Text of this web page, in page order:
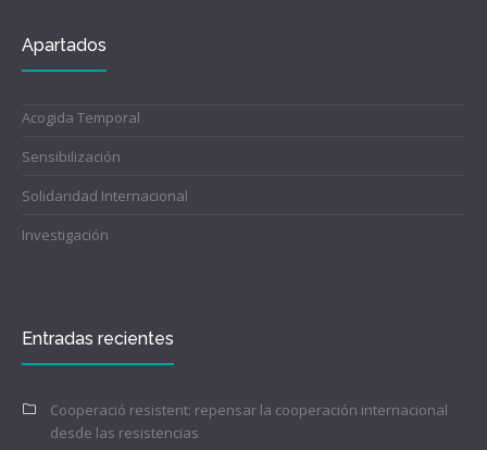
Apartados
Acogida Temporal
Sensibilización
Solidaridad Internacional
Investigación
Entradas recientes
Cooperació resistent: repensar la cooperación internacional
desde las resistencias